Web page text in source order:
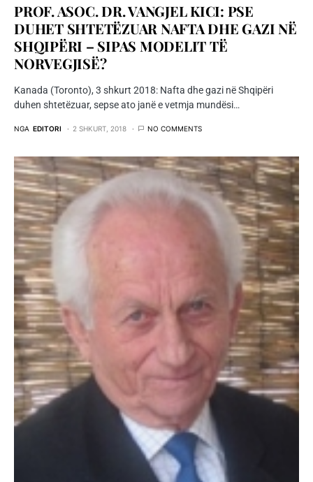
PROF. ASOC. DR. VANGJEL KICI: PSE
DUHET SHTETËZUAR NAFTA DHE GAZI NË
SHQIPËRI – SIPAS MODELIT TË
NORVEGJISË?
Kanada (Toronto), 3 shkurt 2018: Nafta dhe gazi në Shqipëri
duhen shtetëzuar, sepse ato janë e vetmja mundësi…
NGA EDITORI 2 SHKURT, 2018 NO COMMENTS